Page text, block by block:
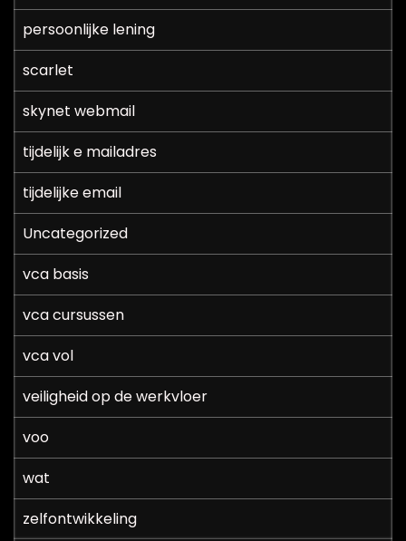
persoonlijke lening
scarlet
skynet webmail
tijdelijk e mailadres
tijdelijke email
Uncategorized
vca basis
vca cursussen
vca vol
veiligheid op de werkvloer
voo
wat
zelfontwikkeling